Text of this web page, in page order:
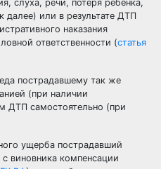
слуха, речи, потеря ребенка,
далее) или в результате ДТП
наказания
ответственности (статья
пострадавшему так же
(при наличии
ДТП самостоятельно (при
ущерба пострадавший
виновника компенсации